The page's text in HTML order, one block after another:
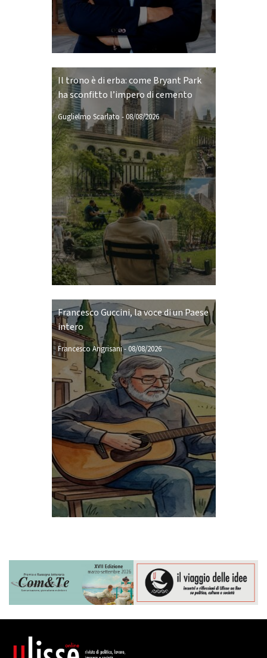
Il trono è di erba: come Bryant Park
ha sconfitto l’impero di cemento
Guglielmo Scarlato -08/08/2026
Francesco Guccini, la voce di un Paese
intero
Francesco Angrisani-08/08/2026